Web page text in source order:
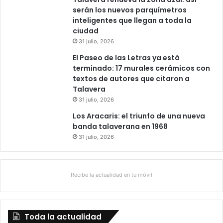
serán los nuevos parquímetros
inteligentes que llegan a toda la
ciudad
31 julio, 2026
El Paseo de las Letras ya está
terminado: 17 murales cerámicos con
textos de autores que citaron a
Talavera
31 julio, 2026
Los Aracaris: el triunfo de una nueva
banda talaverana en 1968
31 julio, 2026
Recibe la actualidad en tu móvil
Toda la actualidad